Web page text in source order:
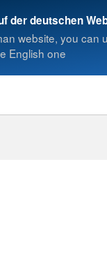
der deutschen
website, you can
English one